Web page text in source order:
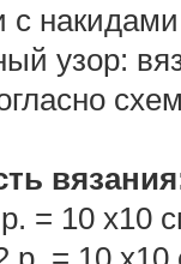
с
узор:
= 10 х10